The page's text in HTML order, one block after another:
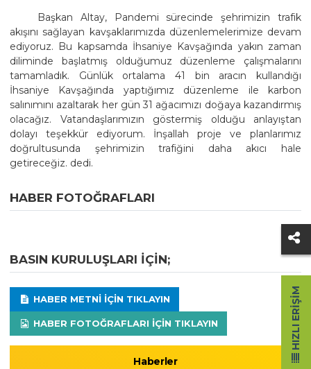
Başkan Altay, Pandemi sürecinde şehrimizin trafik
akışını sağlayan kavşaklarımızda düzenlemelerimize devam
ediyoruz. Bu kapsamda İhsaniye Kavşağında yakın zaman
diliminde başlatmış olduğumuz düzenleme çalışmalarını
tamamladık. Günlük ortalama 41 bin aracın kullandığı
İhsaniye Kavşağında yaptığımız düzenleme ile karbon
salınımını azaltarak her gün 31 ağacımızı doğaya kazandırmış
olacağız. Vatandaşlarımızın göstermiş olduğu anlayıştan
dolayı teşekkür ediyorum. İnşallah proje ve planlarımız
doğrultusunda şehrimizin trafiğini daha akıcı hale
getireceğiz. dedi.
HABER FOTOĞRAFLARI
BASIN KURULUŞLARI IÇIN;
HABER METNI IÇIN TIKLAYIN
HABER FOTOĞRAFLARI IÇIN TIKLAYIN
Haberler
HIZLI ERIŞIM